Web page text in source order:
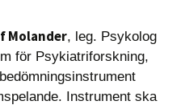
Molander, leg. Psykolog
för Psykiatriforskning,
Instrument ska